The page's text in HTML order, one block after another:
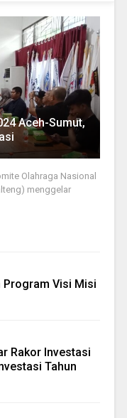
Aceh-Sumut,
Olahraga Nasional
menggelar
Program Visi Misi
Rakor Investasi
Tahun